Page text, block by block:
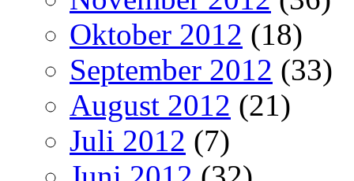
Oktober 2012 (18)
September 2012 (33)
August 2012 (21)
Juli 2012 (7)